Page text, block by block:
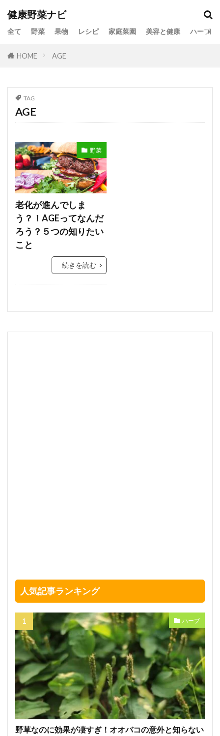
健康野菜ナビ
全て 野菜 果物 レシピ 家庭菜園 美容と健康 ハーブ
HOME AGE
TAG
AGE
野菜
老化が進んでしま
う？！AGEってなんだ
ろう？５つの知りたい
こと
続きを読む
人気記事ランキング
ハーブ
野草なのに効果が凄すぎ！オオバコの意外と知らない